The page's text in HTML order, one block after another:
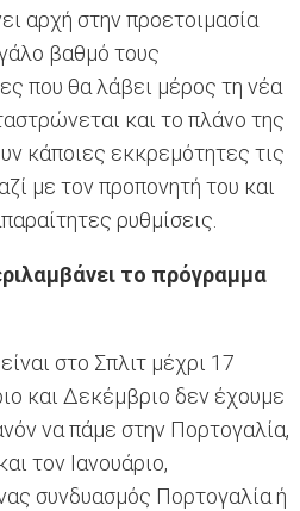
αρχή στην προετοιμασία
βαθμό τους
που θα λάβει μέρος τη νέα
και το πλάνο της
κάποιες εκκρεμότητες τις
με τον προπονητή του και
ρυθμίσεις.
το πρόγραμμα
στο Σπλιτ μέχρι 17
και Δεκέμβριο δεν έχουμε
να πάμε στην Πορτογαλία,
τον Ιανουάριο,
συνδυασμός Πορτογαλία ή